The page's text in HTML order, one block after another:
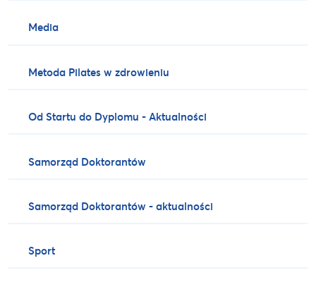
Media
Metoda Pilates w zdrowieniu
Od Startu do Dyplomu - Aktualności
Samorząd Doktorantów
Samorząd Doktorantów - aktualności
Sport